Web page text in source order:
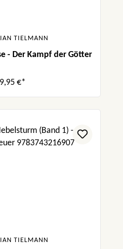
TIELMANN
- Der Kampf der Götter
9,95 €*
TIELMANN